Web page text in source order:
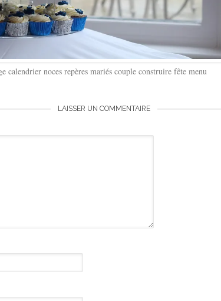
calendrier noces repères mariés couple construire fête menu
LAISSER UN COMMENTAIRE